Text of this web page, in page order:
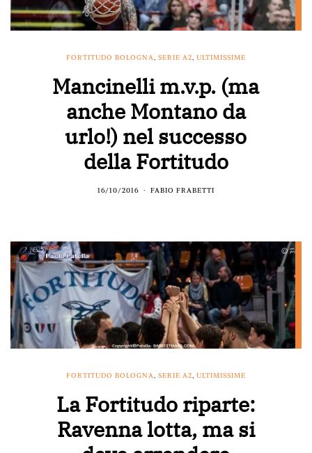
FORTITUDO BOLOGNA, SERIE A2, ULTIMISSIME
Mancinelli m.v.p. (ma
anche Montano da
urlo!) nel successo
della Fortitudo
16/10/2016 FABIO FRABETTI
FORTITUDO BOLOGNA SERIE A2 ULTIMISSIME
La Fortitudo riparte:
Ravenna lotta, ma si